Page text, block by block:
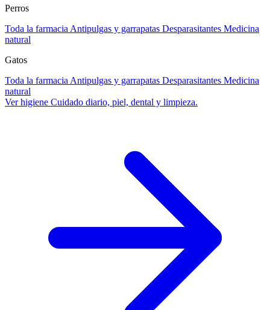
Perros
Toda la farmacia Antipulgas y garrapatas Desparasitantes Medicina
natural
Gatos
Toda la farmacia Antipulgas y garrapatas Desparasitantes Medicina
natural
Ver higiene Cuidado diario, piel, dental y limpieza.